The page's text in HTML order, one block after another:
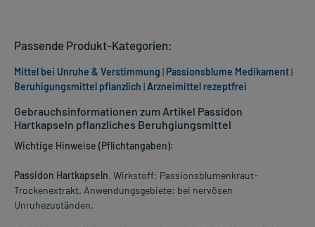
Gebrauchsinformationen zum Artikel Passidon
Hartkapseln pflanzliches Beruhgiungsmittel
Wichtige Hinweise (Pflichtangaben):
Passidon Hartkapseln. Wirkstoff: Passionsblumenkraut-
Trockenextrakt. Anwendungsgebiete: bei nervösen
Unruhezuständen.
Passende Produkt-Kategorien:
Mittel bei Unruhe & Verstimmung | Passionsblume Medikament|
Beruhigungsmittel pflanzlich |Arzneimittel rezeptfrei